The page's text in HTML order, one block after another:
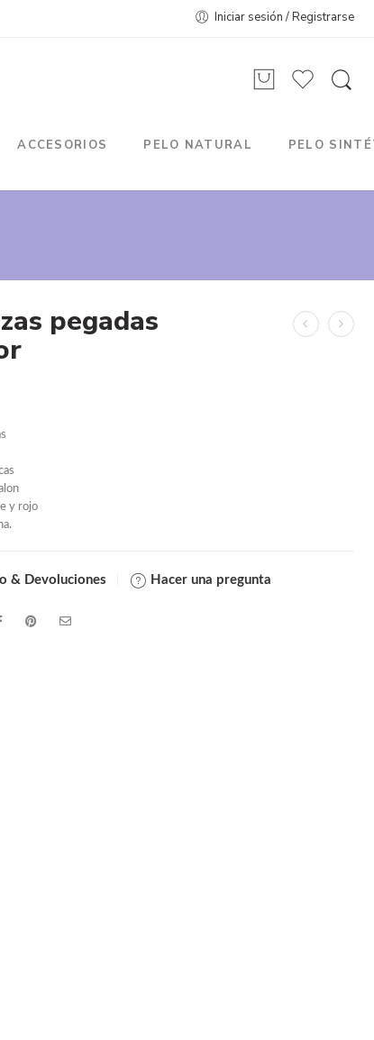
Iniciar sesión / Registrarse
ACCESORIOS PELO NATURAL PELO
pegadas
y rojo
& Devoluciones Hacer una pregunta